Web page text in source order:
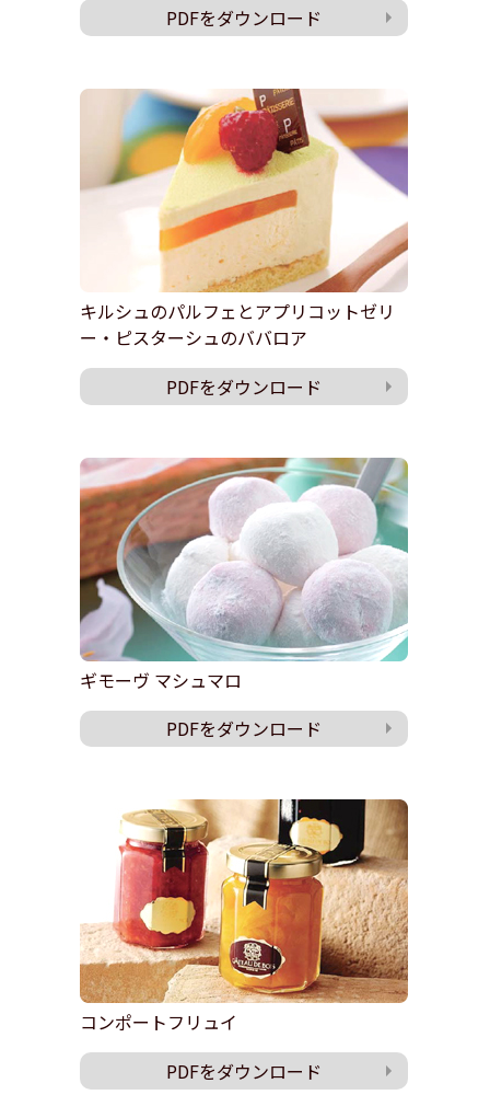
PDFをダウンロード
キルシュのパルフェとアプリコットゼリ
ー・ピスターシュのババロア
PDFをダウンロード
ギモーヴ マシュマロ
PDFをダウンロード
コンポートフリュイ
PDFをダウンロード